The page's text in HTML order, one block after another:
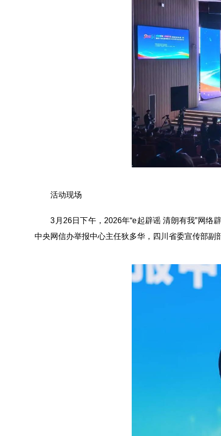
活动现场
3月26日下午，2026年“e起辟谣 清朗有我”网络
中央网信办举报中心主任狄多华，四川省委宣传部